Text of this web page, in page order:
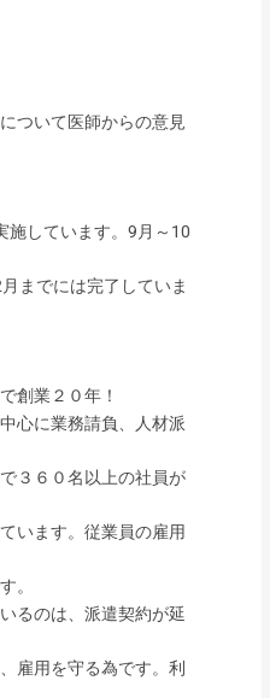
ついて医師からの意見
施しています。9月～10
までには完了していま
創業２０年！
心に業務請負、人材派
３６０名以上の社員が
います。従業員の雇用
。
るのは、派遣契約が延
雇用を守る為です。利